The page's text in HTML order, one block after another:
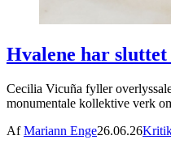
Hvalene har sluttet
Cecilia Vicuña fyller
monumentale kollektive verk
AfMariann Enge26.06.26